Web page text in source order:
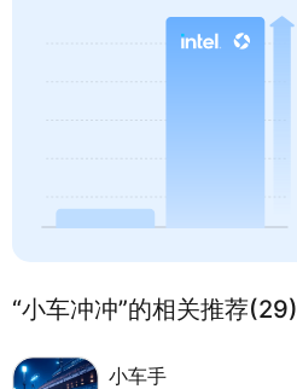
“小车冲冲”的相关推荐(29)
小车手